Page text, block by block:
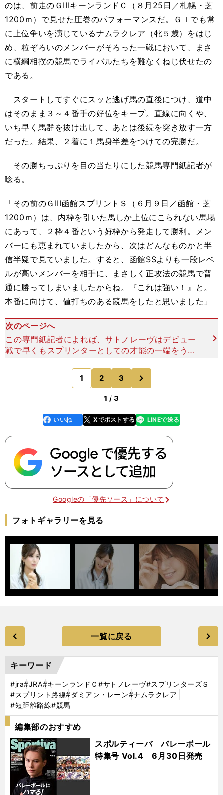
のは、前走のＧIIIキーンランドＣ（８月25日／札幌・芝
1200ｍ）で見せた圧巻のパフォーマンスだ。ＧＩでも常
に上位争いを演じているナムラクレア（牝５歳）をはじ
め、粒ぞろいのメンバーがそろった一戦において、まさ
に横綱相撲の競馬でライバルたちを難なくねじ伏せたの
である。
スタートしてすぐにスッと逃げ馬の直後につけ、道中
はそのまま３～４番手の好位をキープ。直線に向くや、
いち早く馬群を抜け出して、あとは後続を突き放す一方
だった。結果、２着に１馬身半差をつけての完勝だ。
その勝ちっぷりを目の当たりにした競馬専門紙記者が
唸る。
「その前のＧIII函館スプリントＳ（６月９日／函館・芝
1200ｍ）は、内枠を引いた馬しか上位にこられない馬場
にあって、２枠４番という好枠から発走して勝利。メン
バーにも恵まれていましたから、次はどんなものかと半
信半疑で見ていました。すると、函館SSよりも一段レベ
ルが高いメンバーを相手に、まさしく正攻法の競馬で普
通に勝ってしまいましたからね。『これは強い！』と。
本番に向けて、値打ちのある競馬をしたと思いました」
次のページへ
この専門紙記者によれば、サトノレーヴはデビュー
戦で早くもスプリンターとしての才能の一端をうか
がわせていたという。 それは２年前の４月、中
山・芝1600ｍの３歳未勝利戦。仕上がりの遅れた
サトノレーヴは
1 2 3
1 / 3
faceboo
k
いいね Xでポストする
line LINEで送る
Googleの「優先ソース」について
フォトギャラリーを見る
一覧に戻る
キーワード
#jra#JRA#キーンランドＣ #サトノレーヴ#スプリンターズＳ
#スプリント路線#ダミアン・レーン#ナムラクレア
#短距離路線#競馬
編集部のおすすめ
スポルティーバ バレーボール
特集号 Vol.4 6月30日発売